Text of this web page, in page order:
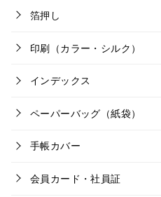
箔押し
印刷（カラー・シルク）
インデックス
ペーパーバッグ（紙袋）
手帳カバー
会員カード・社員証